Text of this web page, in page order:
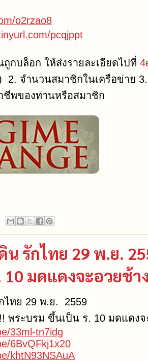
o2rzao8
pcqjppt
กบล็อก ให้ส่งรายละเอียดไปที่
2. จำนวนสมาชิกในเครือข่าย
พของท่านหรือสมาชิก
น รักไทย 29 พ.ย.
10 มดแดงจะอวยช้า
ไทย 29 พ.ย. 2559
พระบรม ขึ้นเป็น ร. 10 มดแดง
33ml-tn7idg
6BvQFkj1x20
khtN93NSAuA